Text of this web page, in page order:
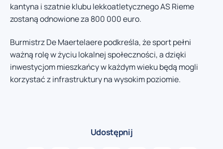
kantyna i szatnie klubu lekkoatletycznego AS Rieme
zostaną odnowione za 800 000 euro.
Burmistrz De Maertelaere podkreśla, że sport pełni
ważną rolę w życiu lokalnej społeczności, a dzięki
inwestycjom mieszkańcy w każdym wieku będą mogli
korzystać z infrastruktury na wysokim poziomie.
Udostępnij